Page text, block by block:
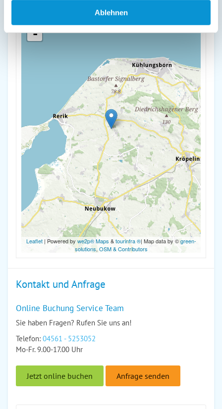
Ablehnen
-
Leaflet| Powered by we2p® Maps &tourinfra ®| Map data by ©green-
solutions, OSM & Contributors
Kontakt und Anfrage
Online Buchung Service Team
Sie haben Fragen? Rufen Sie uns an!
Telefon: 04561 - 5253052
Mo-Fr. 9.00-17.00 Uhr
Jetzt online buchen Anfrage senden